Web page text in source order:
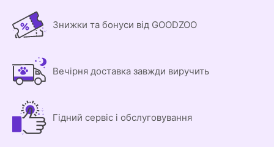
Знижки та бонуси від GOODZOO
Вечірня доставка завжди виручить
Гідний сервіс і обслуговування